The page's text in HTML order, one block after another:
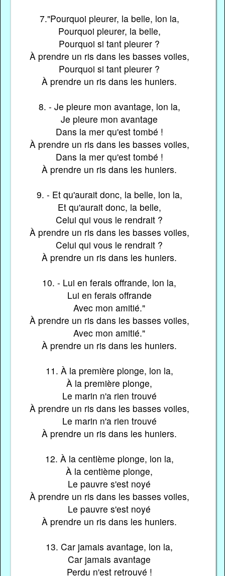
7."Pourquoi pleurer, la belle, lon la,
Pourquoi pleurer, la belle,
Pourquoi si tant pleurer ?
À prendre un ris dans les basses voiles,
Pourquoi si tant pleurer ?
À prendre un ris dans les huniers.
8. - Je pleure mon avantage, lon la,
Je pleure mon avantage
Dans la mer qu'est tombé !
À prendre un ris dans les basses voiles,
Dans la mer qu'est tombé !
À prendre un ris dans les huniers.
9. - Et qu'aurait donc, la belle, lon la,
Et qu'aurait donc, la belle,
Celui qui vous le rendrait ?
À prendre un ris dans les basses voiles,
Celui qui vous le rendrait ?
À prendre un ris dans les huniers.
10. - Lui en ferais offrande, lon la,
Lui en ferais offrande
Avec mon amitié."
À prendre un ris dans les basses voiles,
Avec mon amitié."
À prendre un ris dans les huniers.
11. À la première plonge, lon la,
À la première plonge,
Le marin n'a rien trouvé
À prendre un ris dans les basses voiles,
Le marin n'a rien trouvé
À prendre un ris dans les huniers.
12. À la centième plonge, lon la,
À la centième plonge,
Le pauvre s'est noyé
À prendre un ris dans les basses voiles,
Le pauvre s'est noyé
À prendre un ris dans les huniers.
13. Car jamais avantage, lon la,
Car jamais avantage
Perdu n'est retrouvé !